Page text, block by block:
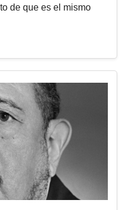
de que es el mismo